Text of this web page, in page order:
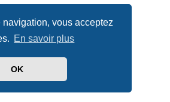
navigation, vous acceptez
En savoir plus
OK